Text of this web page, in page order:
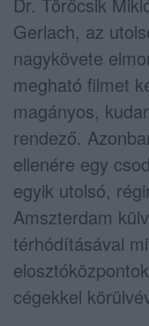
Gerlach, az
nagykövete
megható filmet
magányos,
rendező.
ellenére egy
egyik utolsó,
Amszterdam
térhódításával
cégekkel